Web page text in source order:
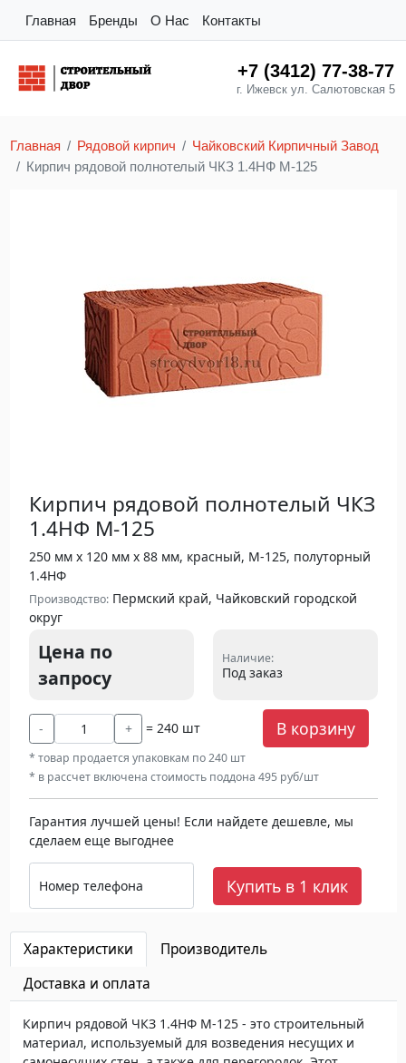
Главная Бренды О Нас Контакты
+7 (3412) 77-38-77
г. Ижевск ул. Салютовская 5
Главная Рядовой кирпич
Чайковский Кирпичный Завод
Кирпич рядовой полнотелый ЧКЗ 1.4НФ М-125
Кирпич рядовой полнотелый ЧКЗ
1.4НФ М-125
250 мм х 120 мм х 88 мм, красный, М-125, полуторный
1.4НФ
Производство:Пермский край, Чайковский городской
округ
Цена по
запросу
Наличие:
Под заказ
- + = 240 шт В корзину
* товар продается упаковкам по 240 шт
* в рассчет включена стоимость поддона 495 руб/шт
Гарантия лучшей цены! Если найдете дешевле, мы
сделаем еще выгоднее
Номер телефона Купить в 1 клик
Характеристики
Производитель
Доставка и оплата
Кирпич рядовой ЧКЗ 1.4НФ М-125 - это строительный
материал, используемый для возведения несущих и